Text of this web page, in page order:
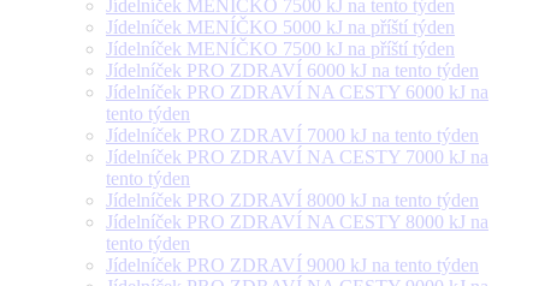
Jídelníček MENÍČKO 7500 kJ na tento týden
Jídelníček MENÍČKO 5000 kJ na příští týden
Jídelníček MENÍČKO 7500 kJ na příští týden
Jídelníček PRO ZDRAVÍ 6000 kJ na tento týden
Jídelníček PRO ZDRAVÍ NA CESTY 6000 kJ na
tento týden
Jídelníček PRO ZDRAVÍ 7000 kJ na tento týden
Jídelníček PRO ZDRAVÍ NA CESTY 7000 kJ na
tento týden
Jídelníček PRO ZDRAVÍ 8000 kJ na tento týden
Jídelníček PRO ZDRAVÍ NA CESTY 8000 kJ na
tento týden
Jídelníček PRO ZDRAVÍ 9000 kJ na tento týden